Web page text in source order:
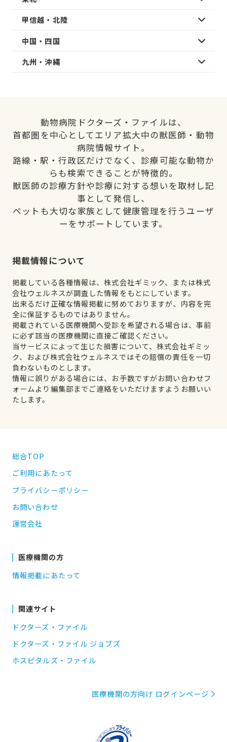
甲信越・北陸
中国・四国
九州・沖縄
動物病院ドクターズ・ファイルは、
首都圏を中心としてエリア拡大中の獣医師・動物
病院情報サイト。
路線・駅・行政区だけでなく、診療可能な動物か
らも検索できることが特徴的。
獣医師の診療方針や診療に対する想いを取材し記
事として発信し、
ペットも大切な家族として健康管理を行うユーザ
ーをサポートしています。
掲載情報について
掲載している各種情報は、株式会社ギミック、または株式
会社ウェルネスが調査した情報をもとにしています。
出来るだけ正確な情報掲載に努めておりますが、内容を完
全に保証するものではありません。
掲載されている医療機関へ受診を希望される場合は、事前
に必ず該当の医療機関に直接ご確認ください。
当サービスによって生じた損害について、株式会社ギミッ
ク、および株式会社ウェルネスではその賠償の責任を一切
負わないものとします。
情報に誤りがある場合には、お手数ですがお問い合わせフ
ォームより編集部までご連絡をいただけますようお願いい
たします。
総合TOP
ご利用にあたって
プライバシーポリシー
お問い合わせ
運営会社
医療機関の方
情報掲載にあたって
関連サイト
ドクターズ・ファイル
ドクターズ・ファイル ジョブズ
ホスピタルズ・ファイル
医療機関の方向け ログインページ